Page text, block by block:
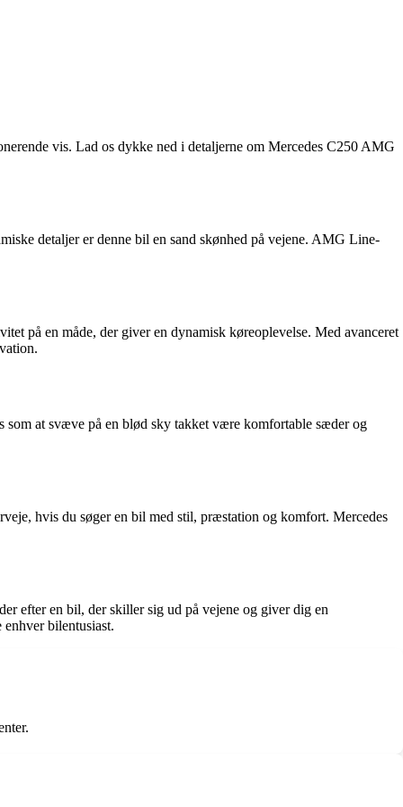
vis. Lad os dykke ned i detaljerne om Mercedes C250 AMG
detaljer er denne bil en sand skønhed på vejene. AMG Line-
på en måde, der giver en dynamisk køreoplevelse. Med avanceret
som at svæve på en blød sky takket være komfortable sæder og
hvis du søger en bil med stil, præstation og komfort. Mercedes
efter en bil, der skiller sig ud på vejene og giver dig en
bilentusiast.